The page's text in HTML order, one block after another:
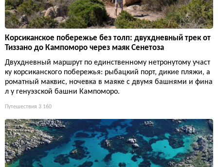
Корсиканское побережье без толп: двухдневный трек от
Тиззано до Кампоморо через маяк Сенетоза
Двухдневный маршрут по единственному нетронутому участ
ку корсиканского побережья: рыбацкий порт, дикие пляжи, а
роматный маквис, ночевка в маяке с двумя башнями и фина
л у генуэзской башни Кампоморо.
Путешествия 3 160